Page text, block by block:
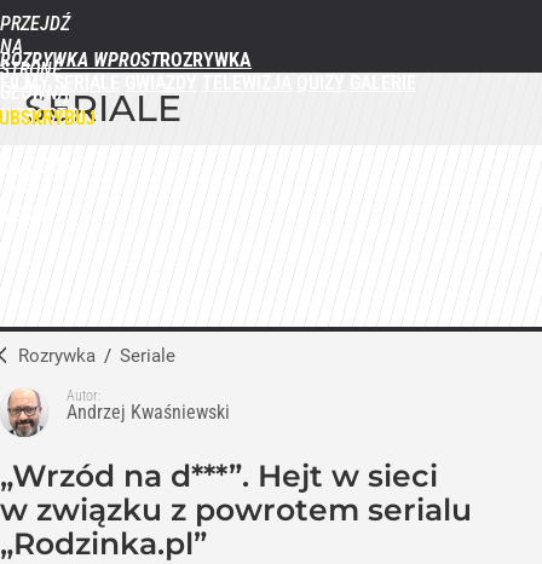
PRZEJDŹ
NA
STRONĘ
GŁÓWNĄ
WPROST.PL
ROZRYWKA WPROST
SERIALE
Rozrywka / Seriale
Autor:
Andrzej Kwaśniewski
„Wrzód na d***”. Hejt w sieci
w związku z powrotem serialu
„Rodzinka.pl”